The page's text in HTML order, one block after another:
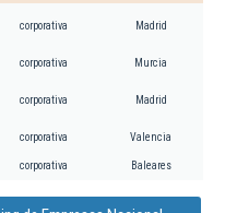
corporativa Madrid
corporativa Murcia
corporativa Madrid
corporativa Valencia
corporativa Baleares